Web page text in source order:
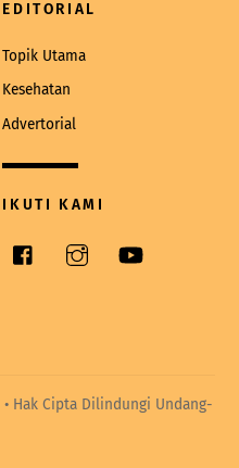
EDITORIAL
Topik Utama
Kesehatan
Advertorial
IKUTI KAMI
Facebook
• Hak Cipta Dilindungi Undang-